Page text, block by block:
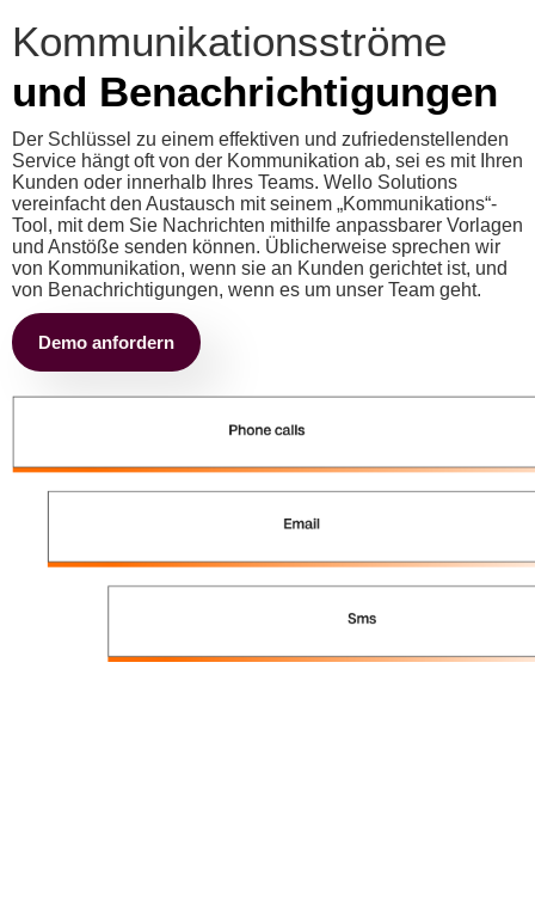
Kommunikationsströme
und Benachrichtigungen
Der Schlüssel zu einem effektiven und zufriedenstellenden
Service hängt oft von der Kommunikation ab, sei es mit Ihren
Kunden oder innerhalb Ihres Teams. Wello Solutions
vereinfacht den Austausch mit seinem „Kommunikations“-
Tool, mit dem Sie Nachrichten mithilfe anpassbarer Vorlagen
und Anstöße senden können. Üblicherweise sprechen wir
von Kommunikation, wenn sie an Kunden gerichtet ist, und
von Benachrichtigungen, wenn es um unser Team geht.
Demo anfordern